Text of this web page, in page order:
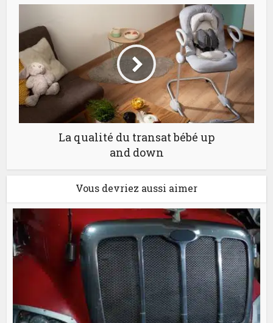
La qualité du transat bébé up
and down
Vous devriez aussi aimer